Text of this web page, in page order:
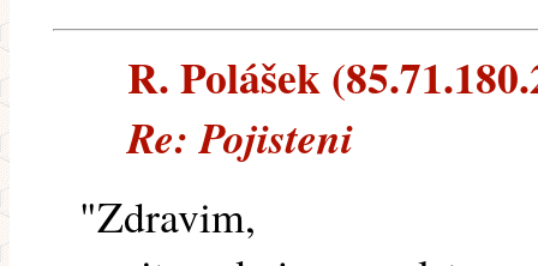
R. Polášek
Re: Pojisteni
"Zdravim,